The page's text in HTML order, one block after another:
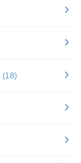
(18)